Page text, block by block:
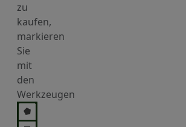
zu
kaufen,
markieren
Sie
mit
den
Werkzeugen